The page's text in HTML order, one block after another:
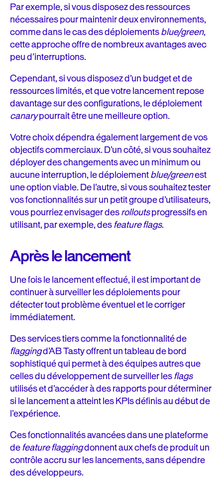
Par exemple, si vous disposez des ressources
nécessaires pour maintenir deux environnements,
comme dans le cas des déploiementsblue/green,
cette approche offre de nombreux avantages avec
peu d’interruptions.
Cependant, si vous disposez d’un budget et de
ressources limités, et que votre lancement repose
davantage sur des configurations, le déploiement
canarypourrait être une meilleure option.
Votre choix dépendra également largement de vos
objectifs commerciaux. D’un côté, si vous souhaitez
déployer des changements avec un minimum ou
aucune interruption, le déploiementblue/greenest
une option viable. De l’autre, si vous souhaitez tester
vos fonctionnalités sur un petit groupe d’utilisateurs,
vous pourriez envisager desrolloutsprogressifs en
utilisant, par exemple, desfeature flags.
Après le lancement
Une fois le lancement effectué, il est important de
continuer à surveiller les déploiements pour
détecter tout problème éventuel et le corriger
immédiatement.
Des services tiers comme la fonctionnalité de
flaggingd’AB Tasty offrent un tableau de bord
sophistiqué qui permet à des équipes autres que
celles du développement de surveiller lesflags
utilisés et d’accéder à des rapports pour déterminer
si le lancement a atteint les KPIs définis au début de
l’expérience.
Ces fonctionnalités avancées dans une plateforme
defeature flaggingdonnent aux chefs de produit un
contrôle accru sur les lancements, sans dépendre
des développeurs.